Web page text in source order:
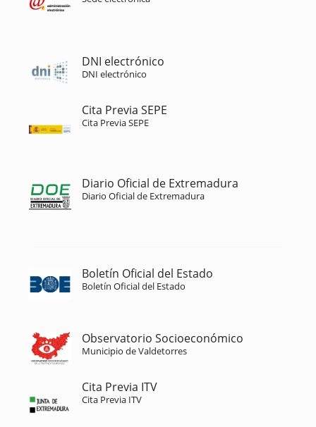
DNI electrónico
DNI electrónico
Cita Previa SEPE
Cita Previa SEPE
Diario Oficial de Extremadura
Diario Oficial de Extremadura
Boletín Oficial del Estado
Boletín Oficial del Estado
Observatorio Socioeconómico
Municipio de Valdetorres
Cita Previa ITV
Cita Previa ITV